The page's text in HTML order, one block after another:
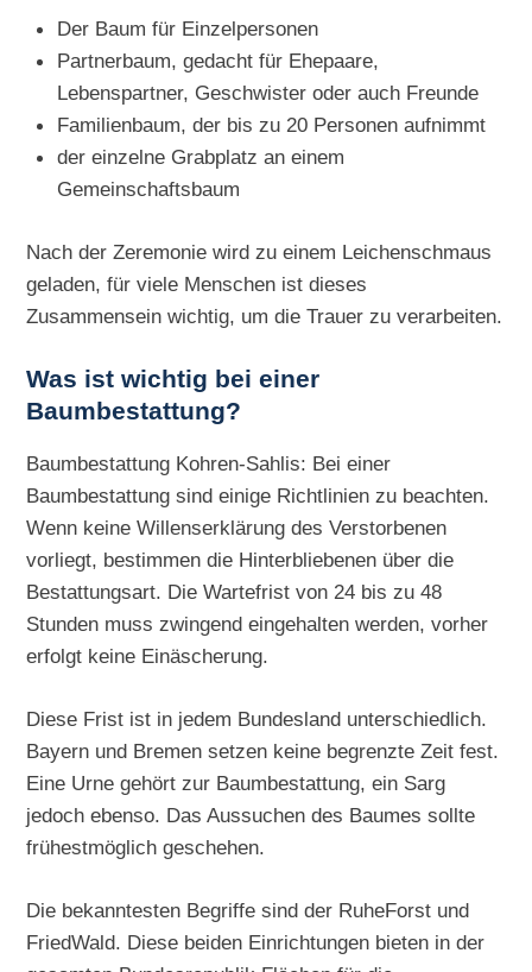
Der Baum für Einzelpersonen
Partnerbaum, gedacht für Ehepaare,
Lebenspartner, Geschwister oder auch Freunde
Familienbaum, der bis zu 20 Personen aufnimmt
der einzelne Grabplatz an einem
Gemeinschaftsbaum
Nach der Zeremonie wird zu einem Leichenschmaus
geladen, für viele Menschen ist dieses
Zusammensein wichtig, um die Trauer zu verarbeiten.
Was ist wichtig bei einer
Baumbestattung?
Baumbestattung Kohren-Sahlis: Bei einer
Baumbestattung sind einige Richtlinien zu beachten.
Wenn keine Willenserklärung des Verstorbenen
vorliegt, bestimmen die Hinterbliebenen über die
Bestattungsart. Die Wartefrist von 24 bis zu 48
Stunden muss zwingend eingehalten werden, vorher
erfolgt keine Einäscherung.
Diese Frist ist in jedem Bundesland unterschiedlich.
Bayern und Bremen setzen keine begrenzte Zeit fest.
Eine Urne gehört zur Baumbestattung, ein Sarg
jedoch ebenso. Das Aussuchen des Baumes sollte
frühestmöglich geschehen.
Die bekanntesten Begriffe sind der RuheForst und
FriedWald. Diese beiden Einrichtungen bieten in der